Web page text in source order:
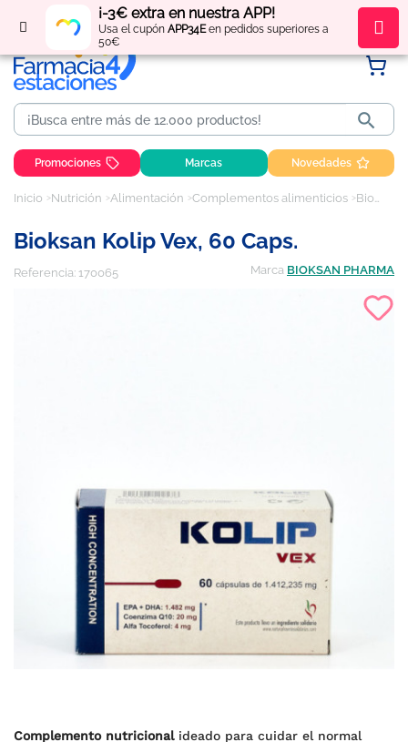
¡-3€ extra en nuestra APP!
Usa el cupón APP34Een pedidos superiores a
50€
Regístratey obténpuntos por tus compras

Promociones Marcas Novedades
Inicio Nutrición Alimentación Complementos alimenticios Bioksan Kolip Vex, 60 Caps.
Bioksan Kolip Vex, 60 Caps.
Referencia: 170065 Marca BIOKSAN PHARMA
Complemento nutricionalideado para cuidar el normal